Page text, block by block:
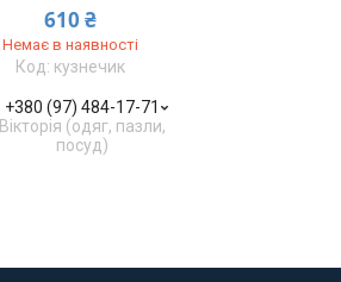
610 ₴
Немає в наявності
кузнечик
+380 (97) 484-17-71
Вікторія (одяг, пазли,
посуд)